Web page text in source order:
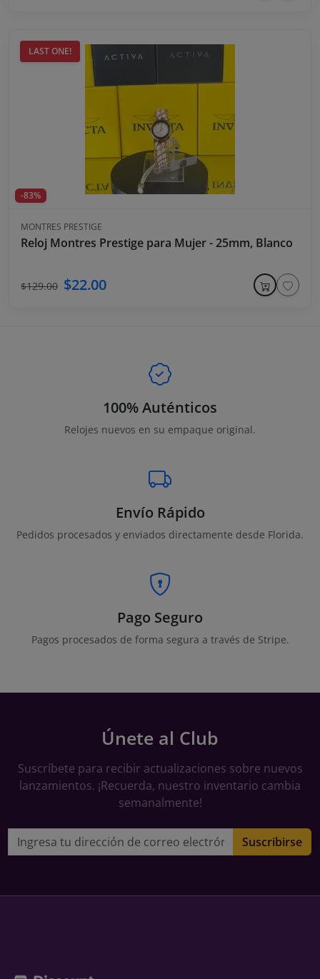
LAST ONE!
-83%
MONTRES PRESTIGE
Reloj Montres Prestige para Mujer - 25mm, Blanco
$129.00 $22.00
100% Auténticos
Relojes nuevos en su empaque original.
Envío Rápido
Pedidos procesados y enviados directamente desde Florida.
Pago Seguro
Pagos procesados de forma segura a través de Stripe.
Únete al Club
Suscríbete para recibir actualizaciones sobre nuevos
lanzamientos. ¡Recuerda, nuestro inventario cambia
semanalmente!
Dirección de correo electrónico Suscribirse